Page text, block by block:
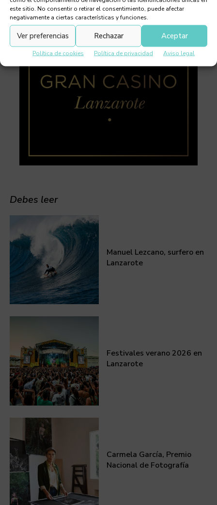
este sitio. No consentir o retirar el consentimiento, puede afectar
negativamente a ciertas características y funciones.
Aceptar
Rechazar
Ver preferencias
Política de cookies Política de privacidad Aviso legal
Debes leer
Manuel Lezcano, surfero en
Lanzarote
Festivales verano 2026 en
Lanzarote
Carmela García, Premio
Nacional de Fotografía